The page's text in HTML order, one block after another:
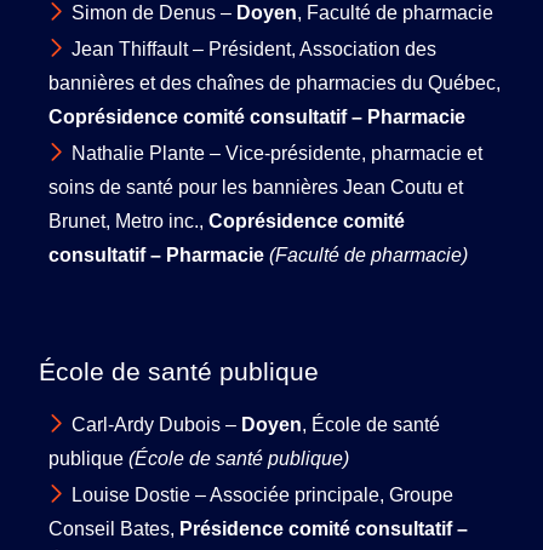
Simon de Denus – Doyen, Faculté de pharmacie
Jean Thiffault – Président, Association des
bannières et des chaînes de pharmacies du Québec,
Coprésidence comité consultatif – Pharmacie
Nathalie Plante – Vice-présidente, pharmacie et
soins de santé pour les bannières Jean Coutu et
Brunet, Metro inc., Coprésidence comité
consultatif – Pharmacie (Faculté de pharmacie)
École de santé publique
Carl-Ardy Dubois – Doyen, École de santé
publique (École de santé publique)
Louise Dostie – Associée principale, Groupe
Conseil Bates, Présidence comité consultatif –